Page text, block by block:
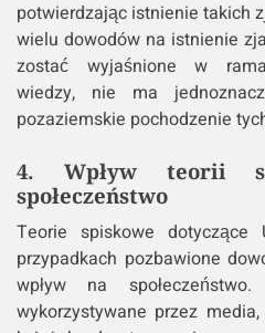
potwierdzając istnienie takich
wielu dowodów na istnienie
zostać wyjaśnione w
wiedzy, nie ma
pozaziemskie pochodzenie
4. Wpływ teorii
społeczeństwo
Teorie spiskowe
przypadkach pozbawione
wpływ na
wykorzystywane przez